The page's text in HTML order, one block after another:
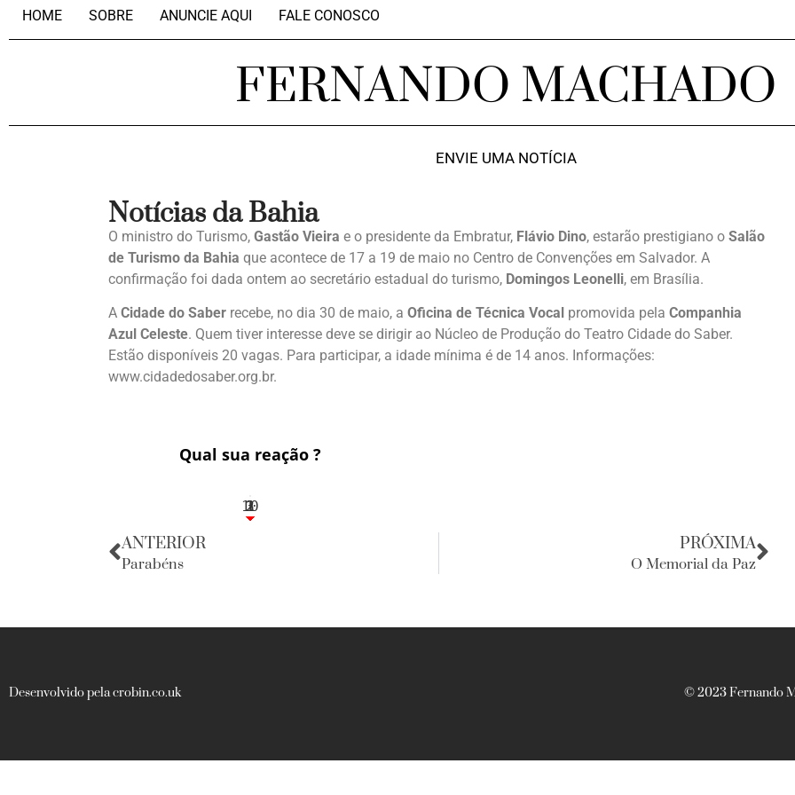
HOME SOBRE ANUNCIE AQUI FALE CONOSCO
FERNANDO MACHADO
ENVIE UMA NOTÍCIA
Notícias da Bahia
O ministro do Turismo, Gastão Vieira e o presidente da Embratur, Flávio Dino, estarão prestigiano o Salão
de Turismo da Bahia que acontece de 17 a 19 de maio no Centro de Convenções em Salvador. A
confirmação foi dada ontem ao secretário estadual do turismo, Domingos Leonelli, em Brasília.
A Cidade do Saber recebe, no dia 30 de maio, a Oficina de Técnica Vocal promovida pela Companhia
Azul Celeste. Quem tiver interesse deve se dirigir ao Núcleo de Produção do Teatro Cidade do Saber.
Estão disponíveis 20 vagas. Para participar, a idade mínima é de 14 anos. Informações:
www.cidadedosaber.org.br.
Qual sua reação ?
3
1
1
2
10
ANTERIOR
Parabéns
PRÓXIMA
O Memorial da Paz
Desenvolvido pela crobin.co.uk © 2023 Fernando